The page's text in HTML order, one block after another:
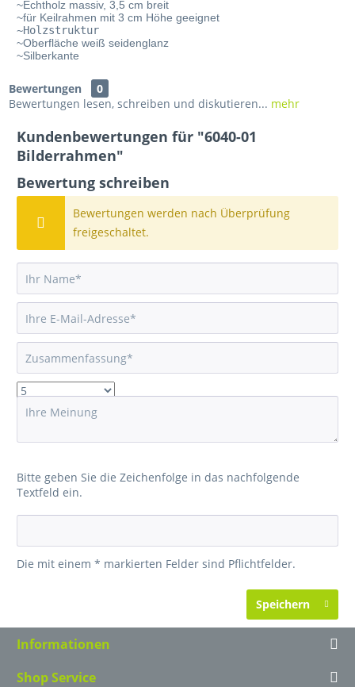
~Echtholz massiv, 3,5 cm breit
~für Keilrahmen mit 3 cm Höhe geeignet
~Holzstruktur
~Oberfläche weiß seidenglanz
~Silberkante
Bewertungen
0
Bewertungen lesen, schreiben und diskutieren... mehr
Kundenbewertungen für "6040-01
Bilderrahmen"
Bewertung schreiben
Bewertungen werden nach Überprüfung
freigeschaltet.
Bitte geben Sie die Zeichenfolge in das nachfolgende
Textfeld ein.
Die mit einem * markierten Felder sind Pflichtfelder.
Speichern
Informationen
Shop Service